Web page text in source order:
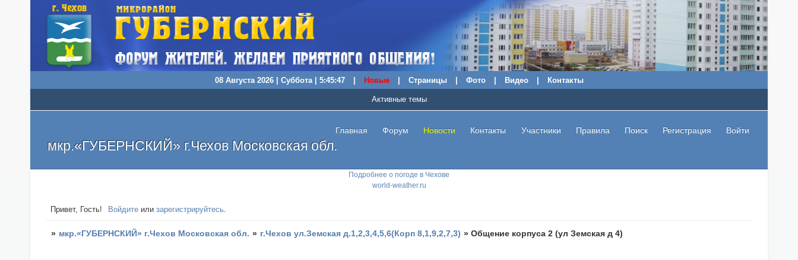
08 Августа 2026 | Суббота | 5:45:48 Новые Страницы Фото Видео Контакты
Подробнее о погоде в Чехове
world-weather.ru
мкр.«ГУБЕРНСКИЙ» г.Чехов Московская обл.
Главная Форум Новости Контакты Участники Правила Поиск Регистрация Войти
Активные темы
Привет, Гость! Войдите илизарегистрируйтесь.
» мкр.«ГУБЕРНСКИЙ» г.Чехов Московская обл. » г.Чехов ул.Земская д.1,2,3,4,5,6(Корп 8,1,9,2,7,3) »Общение корпуса 2 (ул Земская д 4)